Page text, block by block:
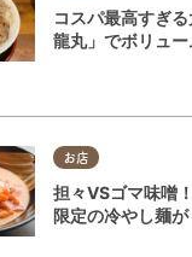
コスパ最高すぎ
龍丸」でボリュー
系ラーメンを堪
お店
担々VSゴマ味噌
限定の冷やし麺が
朗 半田店・知多